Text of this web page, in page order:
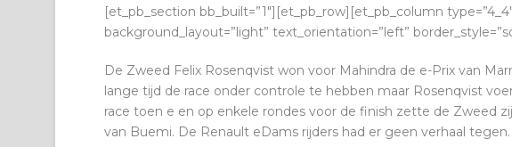
[et_pb_section bb_built=”1″][et_pb_row][et_pb_column
background_layout=”light” text_orientation=”left”
De Zweed Felix Rosenqvist won voor Mahindra de e-Prix van
lange tijd de race onder controle te hebben maar Rosenqvist
race toen e en op enkele rondes voor de finish zette de Zweed
van Buemi. De Renault eDams rijders had er geen verhaal tegen.